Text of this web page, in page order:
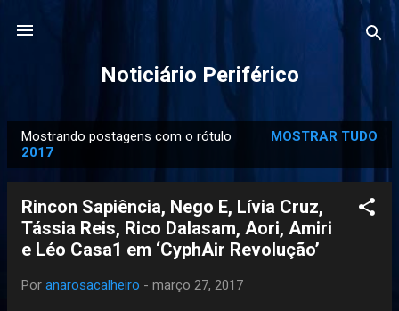
Noticiário Periférico
o
Mostrando postagens com o rótulo
2017
MOSTRAR TUDO
Rincon Sapiência, Nego E, Lívia Cruz,
Tássia Reis, Rico Dalasam, Aori, Amiri
e Léo Casa1 em ‘CyphAir Revolução’
Por anarosacalheiro - março 27, 2017